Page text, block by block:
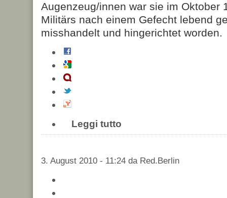
Augenzeug/innen war sie im Oktober
Militärs nach einem Gefecht lebend
misshandelt und hingerichtet worden.
Leggi tutto
3. August 2010 - 11:24 da Red.Berlin